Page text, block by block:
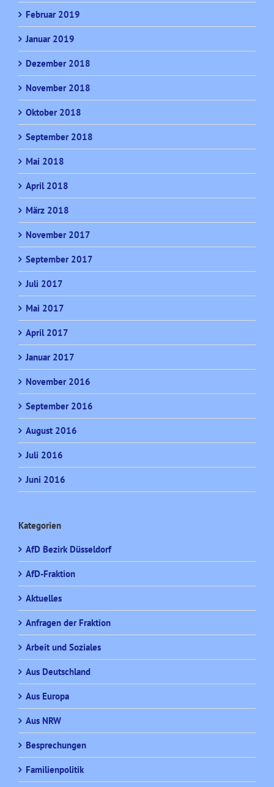
Februar 2019
Januar 2019
Dezember 2018
November 2018
Oktober 2018
September 2018
Mai 2018
April 2018
März 2018
November 2017
September 2017
Juli 2017
Mai 2017
April 2017
Januar 2017
November 2016
September 2016
August 2016
Juli 2016
Juni 2016
Kategorien
AfD Bezirk Düsseldorf
AfD-Fraktion
Aktuelles
Anfragen der Fraktion
Arbeit und Soziales
Aus Deutschland
Aus Europa
Aus NRW
Besprechungen
Familienpolitik